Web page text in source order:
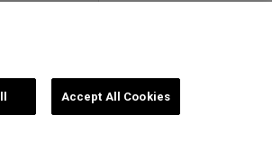
Accept All Cookies